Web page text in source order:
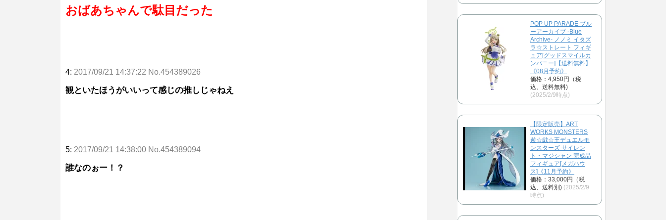
おばあちゃんで駄目だった
4: 2017/09/21 14:37:22 No.454389026
観といたほうがいいって感じの推しじゃねえ
5: 2017/09/21 14:38:00 No.454389094
誰なのぉー！？
POP UP PARADE ブル
ーアーカイブ -Blue
Archive- ノノミ イタズ
ラ☆ストレート フィギ
ュア[グッドスマイルカ
ンパニー]【送料無料】
《08月予約》
価格：4,950円（税
込、送料無料)
(2025/2/9時点)
【限定販売】ART
WORKS MONSTERS
遊☆戯☆王デュエルモ
ンスターズ サイレン
ト・マジシャン 完成品
フィギュア[メガハウ
ス]《11月予約》
価格：33,000円（税
込、送料別) (2025/2/9
時点)